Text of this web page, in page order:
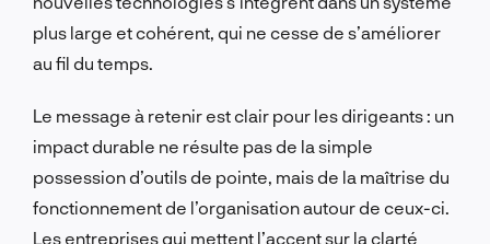
plus large et cohérent, qui ne cesse de s’améliorer
au fil du temps.
Le message à retenir est clair pour les dirigeants : un
impact durable ne résulte pas de la simple
possession d’outils de pointe, mais de la maîtrise du
fonctionnement de l’organisation autour de ceux-ci.
Les entreprises qui mettent l’accent sur la clarté